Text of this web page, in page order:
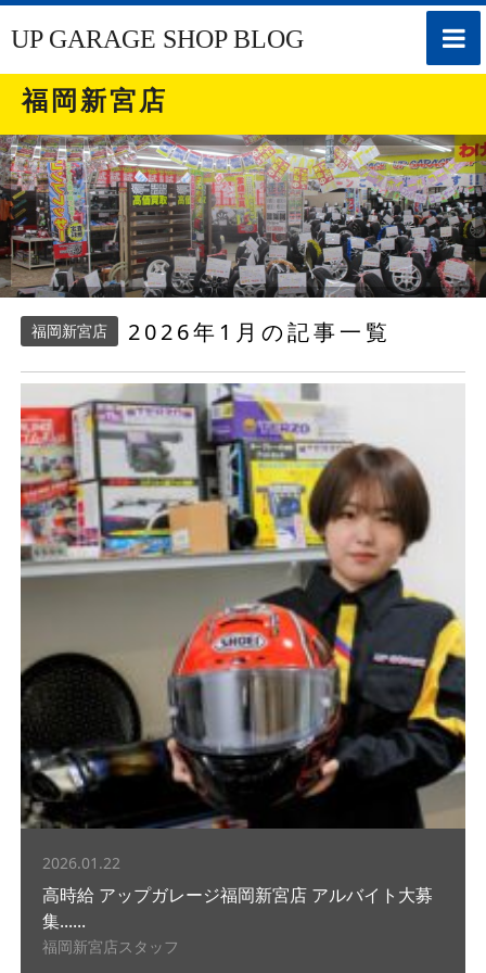
toggle
UP GARAGE SHOP BLOG
福岡新宮店
福岡新宮店 2026年1月の記事一覧
2026.01.22
高時給 アップガレージ福岡新宮店 アルバイト大募
集......
福岡新宮店スタッフ